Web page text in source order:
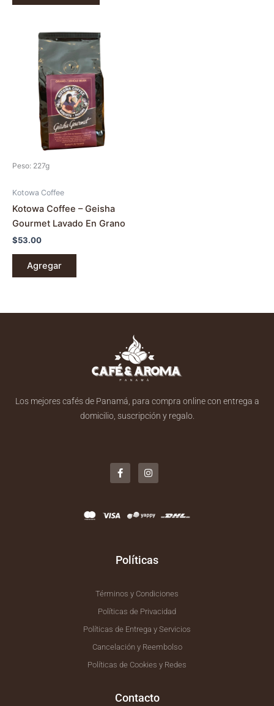
Peso: 227g
Kotowa Coffee
Kotowa Coffee – Geisha
Gourmet Lavado En Grano
$53.00
Agregar
Los mejores cafés de Panamá, para compra online con entrega a
domicilio, suscripción y regalo.
a
c
e
o
k
n
s
t
a
Políticas
Términos y Condiciones
Políticas de Privacidad
Políticas de Entrega y Servicios
Cancelación y Reembolso
Políticas de Cookies y Redes
Contacto